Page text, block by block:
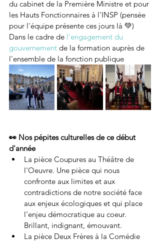
du cabinet de la Première Ministre et pour
les Hauts Fonctionnaires à l'INSP (pensée
pour l'équipe présente ces jours là 💚)
Dans le cadre de l'engagement du
gouvernement de la formation auprès de
l'ensemble de la fonction publique
👀 Nos pépites culturelles de ce début
d'année
La pièce Coupures au Théâtre de
l'Oeuvre. Une pièce qui nous
confronte aux limites et aux
contradictions de notre société face
aux enjeux écologiques et qui place
l'enjeu démocratique au coeur.
Brillant, indignant, émouvant.
La pièce Deux Frères à la Comédie